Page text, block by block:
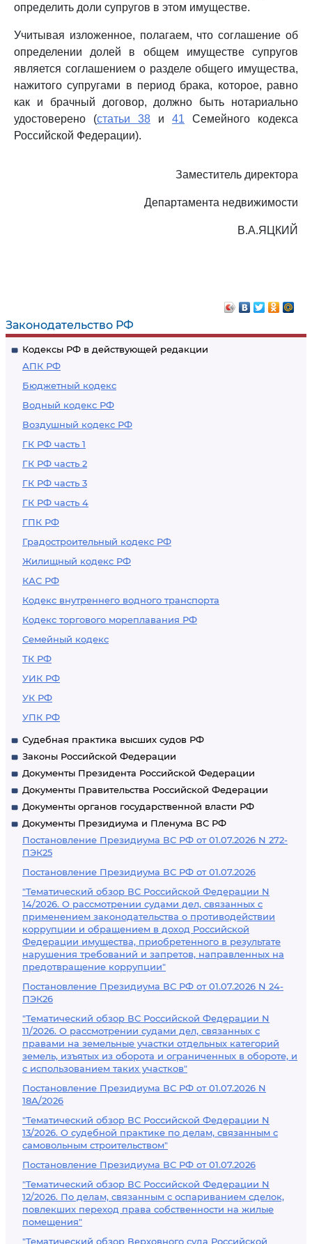
Законодательство РФ
Кодексы РФ в действующей редакции
АПК РФ
Бюджетный кодекс
Водный кодекс РФ
Воздушный кодекс РФ
ГК РФ часть 1
ГК РФ часть 2
ГК РФ часть 3
ГК РФ часть 4
ГПК РФ
Градостроительный кодекс РФ
Жилищный кодекс РФ
КАС РФ
Кодекс внутреннего водного транспорта
Кодекс торгового мореплавания РФ
Семейный кодекс
ТК РФ
УИК РФ
УК РФ
УПК РФ
Судебная практика высших судов РФ
Законы Российской Федерации
Документы Президента Российской Федерации
Документы Правительства Российской Федерации
Документы органов государственной власти РФ
Документы Президиума и Пленума ВС РФ
Постановление Президиума ВС РФ от 01.07.2026 N 272-
ПЭК25
Постановление Президиума ВС РФ от 01.07.2026
"Тематический обзор ВС Российской Федерации N
14/2026. О рассмотрении судами дел, связанных с
применением законодательства о противодействии
коррупции и обращением в доход Российской
Федерации имущества, приобретенного в результате
нарушения требований и запретов, направленных на
предотвращение коррупции"
Постановление Президиума ВС РФ от 01.07.2026 N 24-
ПЭК26
"Тематический обзор ВС Российской Федерации N
11/2026. О рассмотрении судами дел, связанных с
правами на земельные участки отдельных категорий
земель, изъятых из оборота и ограниченных в обороте, и
с использованием таких участков"
Постановление Президиума ВС РФ от 01.07.2026 N
18А/2026
"Тематический обзор ВС Российской Федерации N
13/2026. О судебной практике по делам, связанным с
самовольным строительством"
Постановление Президиума ВС РФ от 01.07.2026
"Тематический обзор ВС Российской Федерации N
12/2026. По делам, связанным с оспариванием сделок,
повлекших переход права собственности на жилые
помещения"
"Тематический обзор Верховного суда Российской
определить доли супругов в этом имуществе.
Учитывая изложенное, полагаем, что соглашение об
определении долей в общем имуществе супругов
является соглашением о разделе общего имущества,
нажитого супругами в период брака, которое, равно
как и брачный договор, должно быть нотариально
удостоверено (статьи 38 и 41 Семейного кодекса
Российской Федерации).
Заместитель директора
Департамента недвижимости
В.А.ЯЦКИЙ